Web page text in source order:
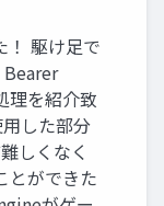
！ 駆け足で
Bearer
理を紹介致
した部分
しくなく
とができた